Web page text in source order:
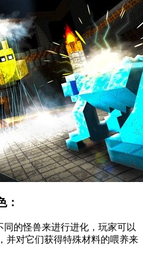
：
的怪兽来进行进化，玩家可以
并对它们获得特殊材料的喂养来